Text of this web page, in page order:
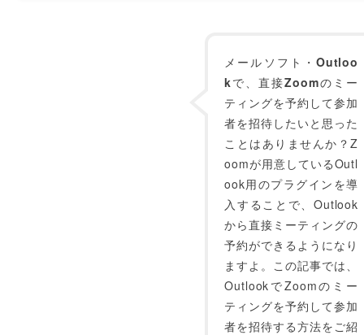
メールソフト・ Outloo
kで、直接Zoomのミー
ティングを予約して参加
者を招待したいと思った
ことはありませんか？Z
oomが用意しているOutl
ook用のプラグインを導
入することで、Outlook
から直接ミーティングの
予約ができるようになり
ますよ。この記事では、
OutlookでZoomのミー
ティングを予約して参加
者を招待する方法をご紹